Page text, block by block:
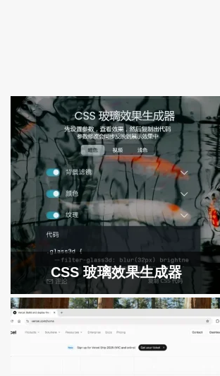
CSS 玻璃效果生成器